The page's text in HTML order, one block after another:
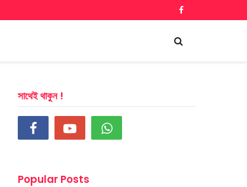
সাথেই থাকুন !
Popular Posts